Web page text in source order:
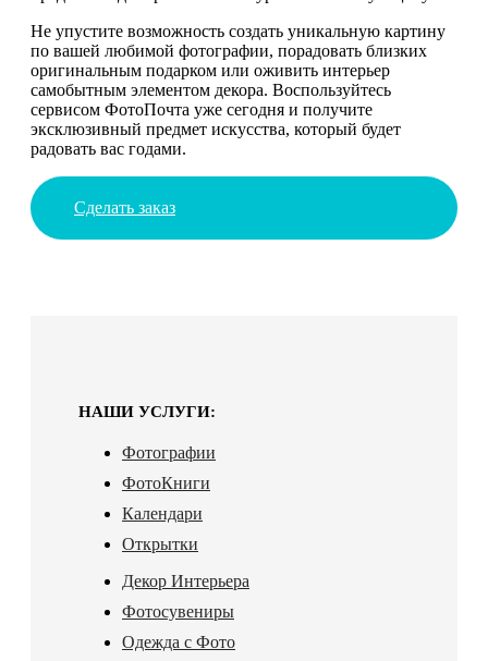
Не упустите возможность создать уникальную картину
по вашей любимой фотографии, порадовать близких
оригинальным подарком или оживить интерьер
самобытным элементом декора. Воспользуйтесь
сервисом ФотоПочта уже сегодня и получите
эксклюзивный предмет искусства, который будет
радовать вас годами.
Сделать заказ
НАШИ УСЛУГИ:
Фотографии
ФотоКниги
Календари
Открытки
Декор Интерьера
Фотосувениры
Одежда с Фото